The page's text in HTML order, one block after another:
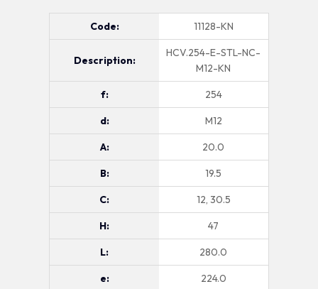
Code: 11128-KN
Description:
HCV.254-E-STL-NC-
M12-KN
f: 254
d: M12
A: 20.0
B: 19.5
C: 12, 30.5
H: 47
L: 280.0
e: 224.0